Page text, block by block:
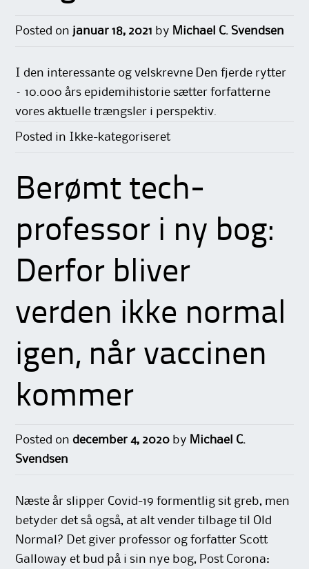
Posted on januar 18, 2021 by Michael C. Svendsen
I den interessante og velskrevne Den fjerde rytter
– 10.000 års epidemihistorie sætter forfatterne
vores aktuelle trængsler i perspektiv.
Posted in Ikke-kategoriseret
Berømt tech-
professor i ny bog:
Derfor bliver
verden ikke normal
igen, når vaccinen
kommer
Posted ondecember 4, 2020 by Michael C.
Svendsen
Næste år slipper Covid-19 formentlig sit greb, men
betyder det så også, at alt vender tilbage til Old
Normal? Det giver professor og forfatter Scott
Galloway et bud på i sin nye bog, Post Corona: